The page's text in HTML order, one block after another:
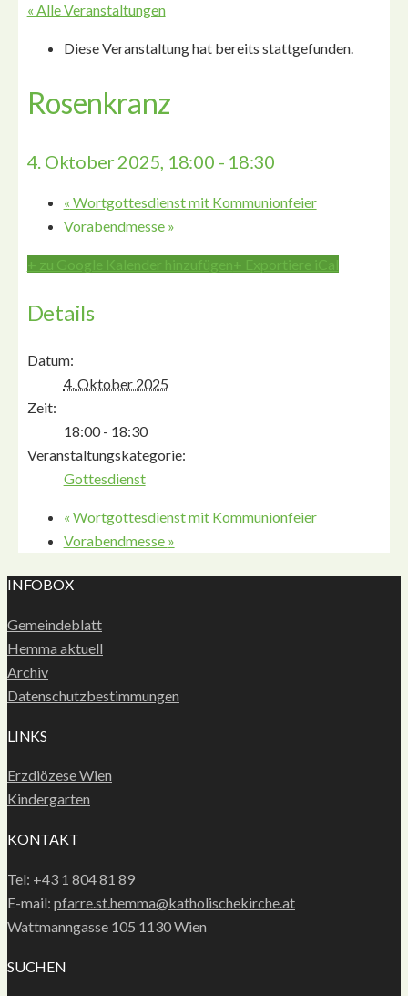
« Alle Veranstaltungen
Diese Veranstaltung hat bereits stattgefunden.
Rosenkranz
4. Oktober 2025, 18:00 - 18:30
« Wortgottesdienst mit Kommunionfeier
Vorabendmesse »
+ zu Google Kalender hinzufügen + Exportiere iCal
Details
Datum:
4. Oktober 2025
Zeit:
18:00 - 18:30
Veranstaltungskategorie:
Gottesdienst
« Wortgottesdienst mit Kommunionfeier
Vorabendmesse »
INFOBOX
Gemeindeblatt
Hemma aktuell
Archiv
Datenschutzbestimmungen
LINKS
Erzdiözese Wien
Kindergarten
KONTAKT
Tel: +43 1 804 81 89
E-mail: pfarre.st.hemma@katholischekirche.at
Wattmanngasse 105 1130 Wien
SUCHEN